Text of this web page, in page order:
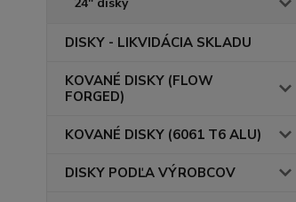
DISKY - LIKVIDÁCIA SKLADU
KOVANÉ DISKY (FLOW
FORGED)
KOVANÉ DISKY (6061 T6 ALU)
DISKY PODĽA VÝROBCOV